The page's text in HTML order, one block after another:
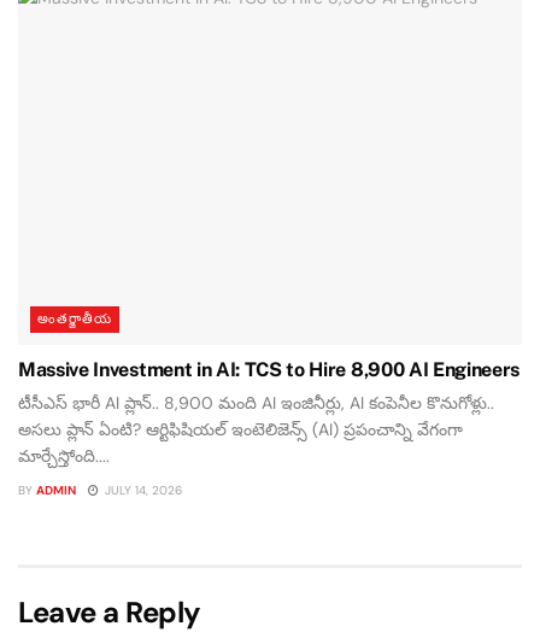
అంతర్జాతీయ
Massive Investment in AI: TCS to Hire 8,900 AI Engineers
టీసీఎస్ భారీ AI ప్లాన్.. 8,900 మంది AI ఇంజినీర్లు, AI కంపెనీల కొనుగోళ్లు..
అసలు ప్లాన్ ఏంటి? ఆర్టిఫిషియల్ ఇంటెలిజెన్స్ (AI) ప్రపంచాన్ని వేగంగా
మార్చేస్తోంది....
BY ADMIN JULY 14, 2026
Leave a Reply